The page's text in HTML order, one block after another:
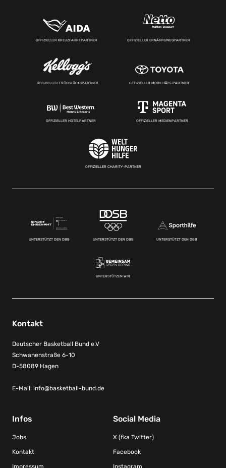
OFFIZIELLER KREUZFAHRTPARTNER OFFIZIELLER ERNÄHRUNGSPARTNER
OFFIZIELLER FRÜHSTÜCKSPARTNER OFFIZIELLER MOBILITÄTS-PARTNER
OFFIZIELLER HOTELPARTNER OFFIZIELLER MEDIENPARTNER
OFFIZIELLER CHARITY-PARTNER
UNTERSTÜTZT DEN DBB UNTERSTÜTZT DEN DBB UNTERSTÜTZT DEN DBB
UNTERSTÜTZEN WIR
Kontakt
Deutscher Basketball Bund e.V
Schwanenstraße 6-10
D-58089 Hagen
E-Mail: info@basketball-bund.de
Infos
Jobs
Kontakt
Impressum
Social Media
X (fka Twitter)
Facebook
Instagram